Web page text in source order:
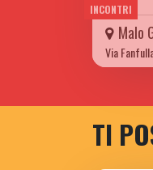
INCONTRI
Malo
Via
TI